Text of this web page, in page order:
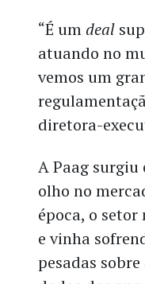
“É um deal
atuando no
vemos um
diretora-
A Paag surgiu
olho no
época, o
e vinha
pesadas